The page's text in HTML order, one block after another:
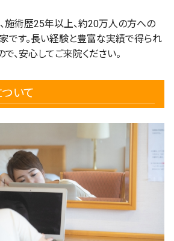
施術歴25年以上、約20万人の方への
です。長い経験と豊富な実績で得られ
、安心してご来院ください。
いて